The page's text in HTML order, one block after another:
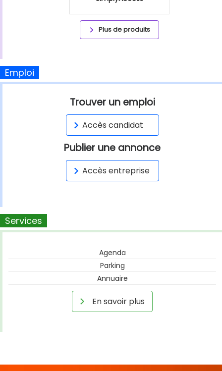
Plus de produits
Emploi
Trouver un emploi
Accès candidat
Publier une annonce
Accès entreprise
Services
Agenda
Parking
Annuaire
En savoir plus